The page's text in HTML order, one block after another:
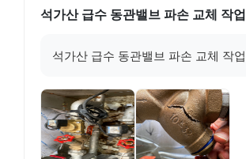
석가산 급수 동관밸브 파손 교체 작업
석가산 급수 동관밸브 파손 교체 작업